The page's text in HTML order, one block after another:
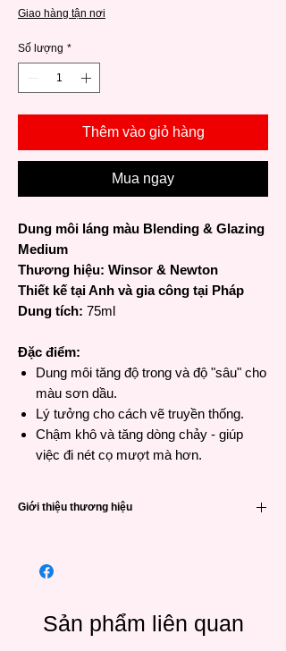
Giao hàng tận nơi
Số lượng *
Thêm vào giỏ hàng
Mua ngay
Dung môi láng màu Blending & Glazing
Medium
Thương hiệu: Winsor & Newton
Thiết kế tại Anh và gia công tại Pháp
Dung tích: 75ml
Đặc điểm:
Dung môi tăng độ trong và độ "sâu" cho
màu sơn dầu.
Lý tưởng cho cách vẽ truyền thống.
Chậm khô và tăng dòng chảy - giúp
việc đi nét cọ mượt mà hơn.
Giới thiệu thương hiệu
hàng đầu đến từ Anh Quốc và có lịch sử rất
1832 khi William Winsor kết hợp giữa công
nghệ khoa học và sáng tạo nghệ thuật vào
Sản phẩm liên quan